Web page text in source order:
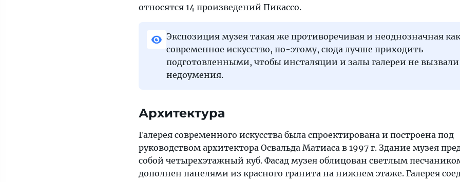
относятся 14 произведений Пикассо.
Экспозиция музея такая же противоречивая и неоднозначная
современное искусство, по-этому, сюда лучше приходить
подготовленными, чтобы инсталяции и залы галереи не вызвали
недоумения.
Архитектура
Галерея современного искусства была спроектирована и построена под
руководством архитектора Освальда Матиаса в 1997 г. Здание музея
собой четырехэтажный куб. Фасад музея облицован светлым
дополнен панелями из красного гранита на нижнем этаже. Галерея